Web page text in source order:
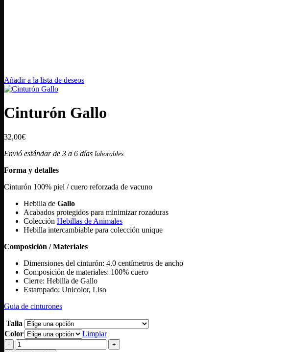
Añadir a la lista de deseos
Cinturón Gallo
32,00€
Envió estándar de 3 a 6 días laborables
Forma y detalles
Cinturón 100% piel / cuero reforzada de vacuno
Hebilla de Gallo
Acabados protegidos para minimizar rozaduras
Colección Hebillas de Animales
Hebilla intercambiable para colección unique
Composición / Materiales
Dimensiones del cinturón: 4.0 centímetros de ancho
Composición de materiales: 100% cuero
Cierre: Hebilla de Gallo
Estampado: Unicolor, Liso
Guia de cinturones
Talla
Color
Limpiar
Cinturón